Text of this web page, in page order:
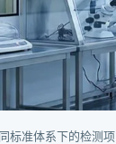
标准体系下的检测